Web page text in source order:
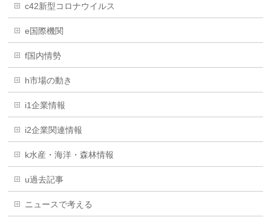
c42新型コロナウイルス
e国際機関
f国内情勢
h市場の動き
i1企業情報
i2企業関連情報
k水産・海洋・森林情報
u過去記事
ニュースで考える